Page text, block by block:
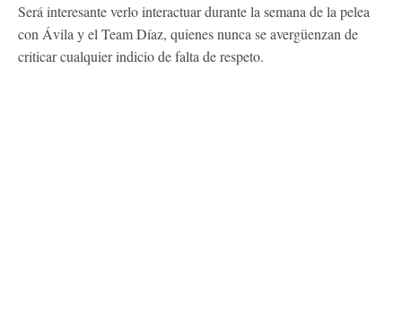
Será interesante verlo interactuar durante la semana de la pelea
con Ávila y el Team Díaz, quienes nunca se avergüenzan de
criticar cualquier indicio de falta de respeto.